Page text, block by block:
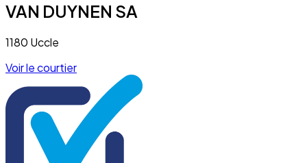
VAN DUYNEN SA
1180 Uccle
Voir le courtier